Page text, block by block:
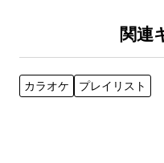
関連
カラオケ プレイリスト